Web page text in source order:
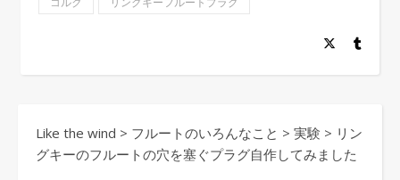
Like the wind > フルートのいろんなこと > 実験 > リン
グキーのフルートの穴を塞ぐプラグ自作してみました